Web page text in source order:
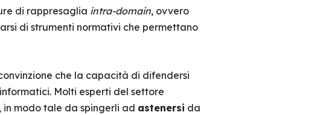
di rappresaglia intra-domain, ovvero
di strumenti normativi che permettano
che la capacità di difendersi
Molti esperti del settore
modo tale da spingerli ad astenersi da